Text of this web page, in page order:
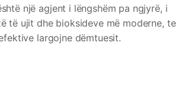
një agjent i lëngshëm pa ngjyrë, i
të ujit dhe bioksideve më moderne, te
largojne dëmtuesit.